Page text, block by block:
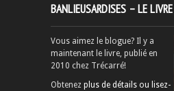
BANLIEUSARDISES – LE LIVRE
Vous aimez le blogue? Il y a
maintenant le livre, publié en
2010 chez Trécarré!
Obtenez plus de détails ou lisez-